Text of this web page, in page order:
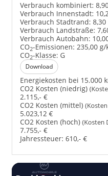
Verbrauch kombiniert:
Verbrauch Innenstadt:
Verbrauch Stadtrand:
Verbrauch Landstraße:
Verbrauch Autobahn:
CO2-Emissionen: 235,00 g/
CO2-Klasse: G
Download
Energiekosten bei 15.000
CO2 Kosten (niedrig)
2.115,- €
CO2 Kosten (mittel)
5.023,12 €
CO2 Kosten (hoch) (Kosten
7.755,- €
Jahressteuer: 610,- €